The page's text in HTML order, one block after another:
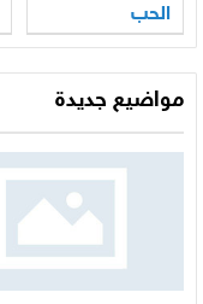
الحب
مواضيع جديدة